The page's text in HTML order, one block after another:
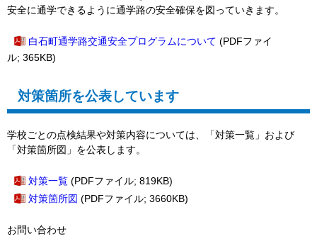
安全に通学できるように通学路の安全確保を図っていきます。
白石町通学路交通安全プログラムについて (PDFファイ
ル; 365KB)
対策箇所を公表しています
学校ごとの点検結果や対策内容については、「対策一覧」および
「対策箇所図」を公表します。
対策一覧 (PDFファイル; 819KB)
対策箇所図 (PDFファイル; 3660KB)
お問い合わせ